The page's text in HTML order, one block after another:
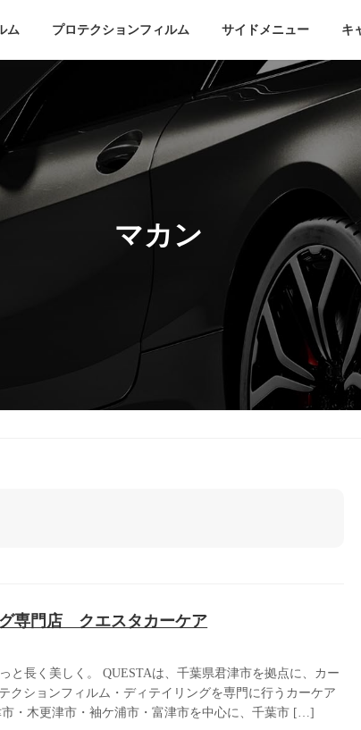
ム プロテクションフィルム サイドメニュー キ
マカン
専門店 クエスタカーケア
と長く美しく。 QUESTAは、千葉県君津市を拠点に、カー
クションフィルム・ディテイリングを専門に行うカーケア
・木更津市・袖ケ浦市・富津市を中心に、千葉市 […]